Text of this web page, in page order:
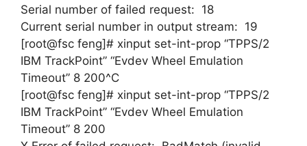
Serial number of failed request: 18
Current serial number in output stream: 19
[root@fsc feng]# xinput set-int-prop “TPPS/2
IBM TrackPoint” “Evdev Wheel Emulation
Timeout” 8 200^C
[root@fsc feng]# xinput set-int-prop “TPPS/2
IBM TrackPoint” “Evdev Wheel Emulation
Timeout” 8 200